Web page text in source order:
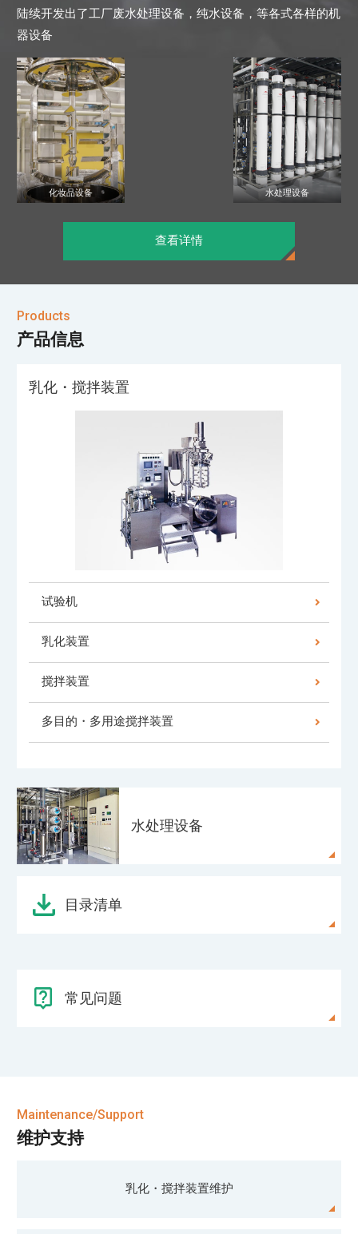
陆续开发出了工厂废水处理设备，纯水设备，等各式各样的机
器设备
化妆品设备 水处理设备
查看详情
Products
产品信息
乳化・搅拌装置
试验机
乳化装置
搅拌装置
多目的・多用途搅拌装置
水处理设备
目录清单
常见问题
Maintenance/Support
维护支持
乳化・搅拌装置维护